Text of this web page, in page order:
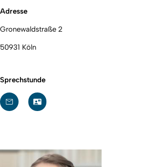
Adresse
Gronewaldstraße 2
50931 Köln
Sprechstunde